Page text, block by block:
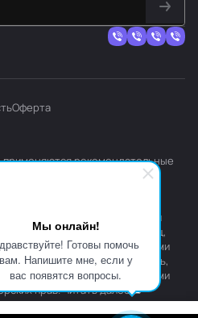
Мы онлайн!
Готовы помочь
вам. Напишите мне, если у
вас появятся вопросы.
Оферта
применяютсярекомендательные
включая (но не
фотографическую и
дизайн и оформление страниц,
являются объектами
собственность,
и международными
прав.Читать далее